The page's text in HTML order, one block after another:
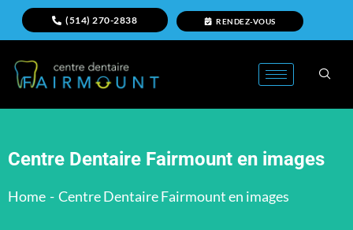
(514) 270-2838 RENDEZ-VOUS
Centre Dentaire Fairmount en images
Home - Centre Dentaire Fairmount en images